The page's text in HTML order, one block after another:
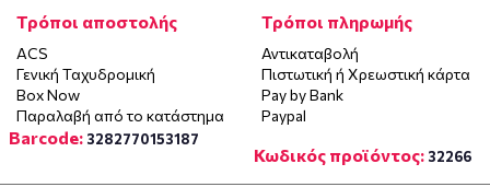
Τρόποι αποστολής
ACS
Γενική Ταχυδρομική
Box Now
Παραλαβή από το κατάστημα
Τρόποι πληρωμής
Αντικαταβολή
Πιστωτική ή Χρεωστική κάρτα
Pay by Bank
Paypal
Barcode: 3282770153187
Κωδικός προϊόντος: 32266